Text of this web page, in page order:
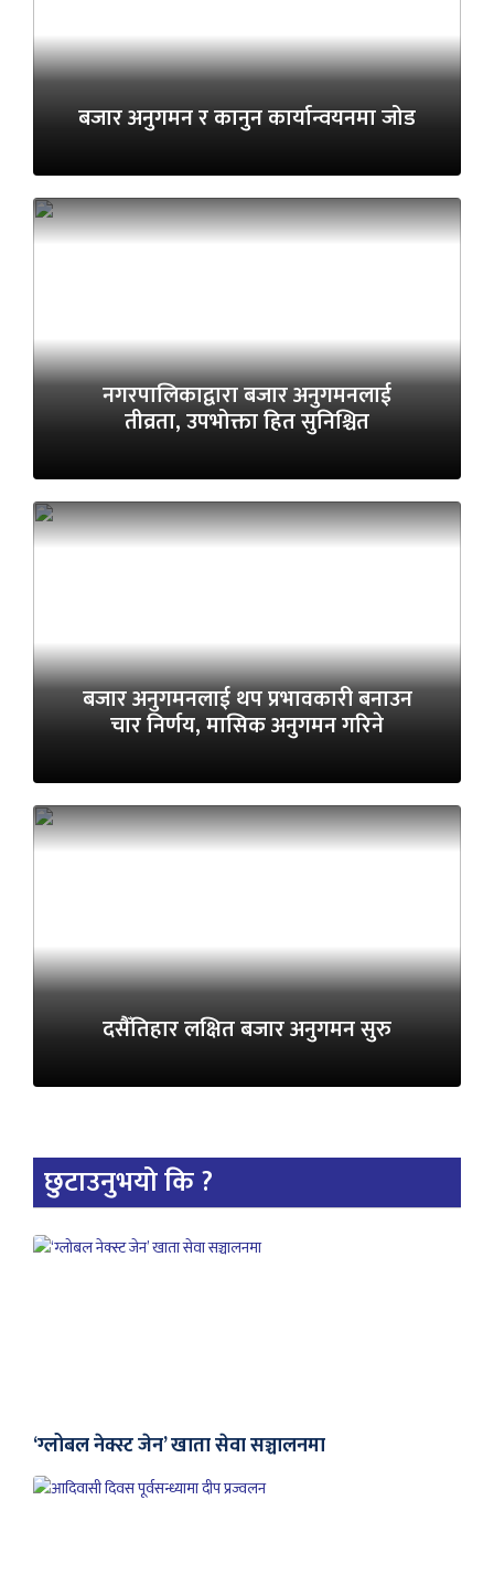
बजार अनुगमन र कानुन कार्यान्वयनमा जोड
नगरपालिकाद्वारा बजार अनुगमनलाई
तीव्रता, उपभोक्ता हित सुनिश्चित
बजार अनुगमनलाई थप प्रभावकारी बनाउन
चार निर्णय, मासिक अनुगमन गरिने
दसैँतिहार लक्षित बजार अनुगमन सुरु
छुटाउनुभयो कि ?
‘ग्लोबल नेक्स्ट जेन’ खाता सेवा सञ्चालनमा